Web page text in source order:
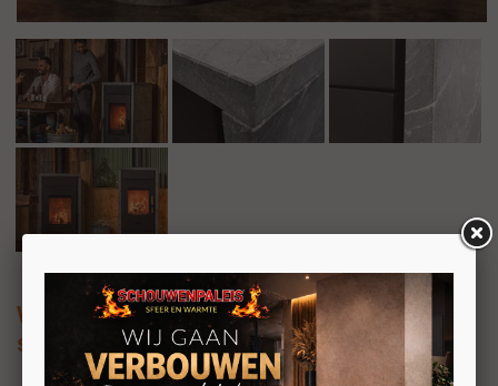
Wanders Pecan Eco Small
speksteenkachel